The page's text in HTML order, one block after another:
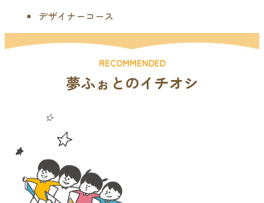
デザイナーコース
RECOMMENDED
夢ふぉとのイチオシ